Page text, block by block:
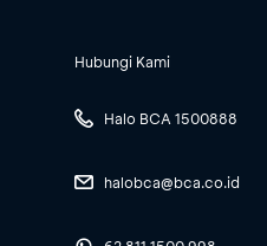
Hubungi Kami
Halo BCA 1500888
halobca@bca.co.id